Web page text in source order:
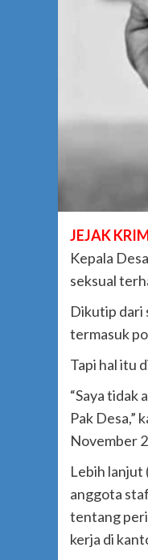
JEJAK
Kepala
seksual
Dikutip dari
termasuk
Tapi hal itu
“Saya tidak
Pak Desa,”
November
Lebih lanjut
anggota
tentang
kerja di